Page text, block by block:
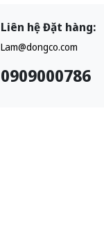
Liên hệ Đặt hàng:
Lam@dongco.com
0909000786